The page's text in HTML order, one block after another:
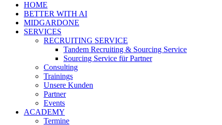
HOME
BETTER WITH AI
MIDGARDONE
SERVICES
RECRUITING SERVICE
Tandem Recruiting & Sourcing Service
Sourcing Service für Partner
Consulting
Trainings
Unsere Kunden
Partner
Events
ACADEMY
Termine